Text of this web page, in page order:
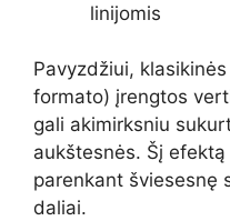
linijomis
Pavyzdžiui,
formato) įrengtos
gali akimirksniu
aukštesnės. Šį
parenkant šviesesnę
daliai.